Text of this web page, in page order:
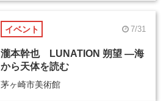
イベント 7/31
瀧本幹也 LUNATION 朔望 ―海
から天体を読む
茅ヶ崎市美術館